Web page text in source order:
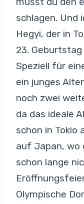
schlagen. Und
Hegyi, der in
23.
Speziell für
ein junges
noch zwei
da das ideale
schon in Tokio
auf Japan, wo
schon lange
Olympische